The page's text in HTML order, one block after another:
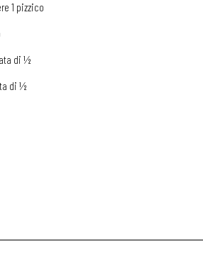
1 pizzico
di ½
di ½